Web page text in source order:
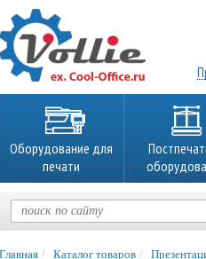
Оборудование для
печати
Главная Каталог товаров